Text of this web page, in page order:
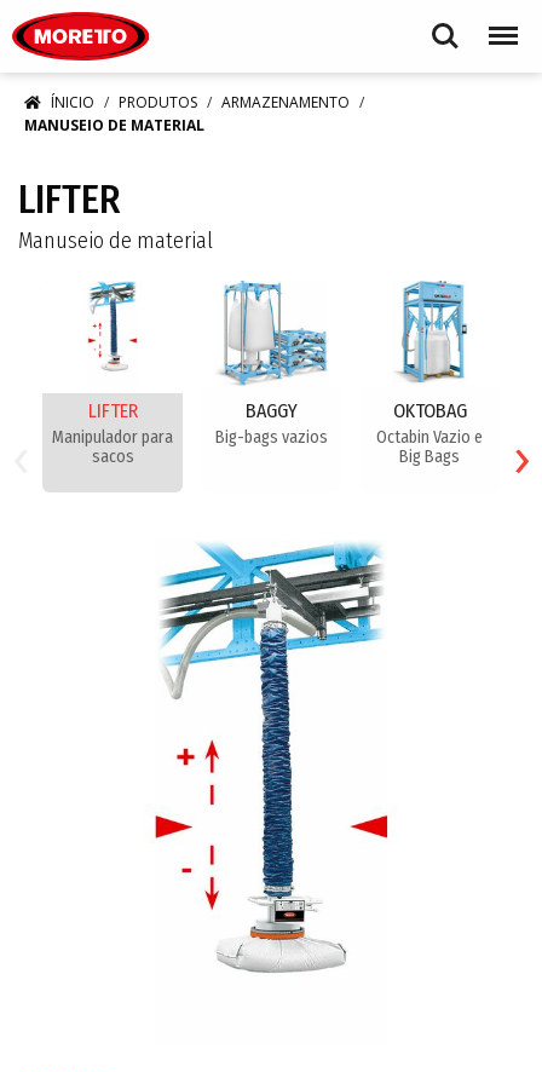
Search Menu
ÍNICIO PRODUTOS
ARMAZENAMENTO
MANUSEIO DE MATERIAL
LIFTER
Manuseio de material
LIFTER
Manipulador para
sacos
BAGGY
Big-bags vazios
OKTOBAG
Octabin Vazio e
Big Bags
›